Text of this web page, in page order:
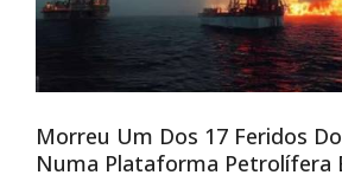
Morreu Um Dos 17 Feridos
Numa Plataforma Petrolífera